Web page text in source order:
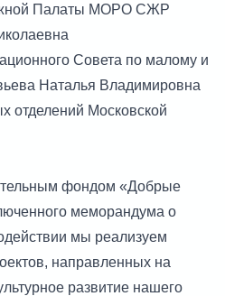
Палаты МОРО СЖР
Совета по малому и
Наталья Владимировна
отделений Московской
фондом «Добрые
меморандума о
мы реализуем
направленных на
развитие нашего